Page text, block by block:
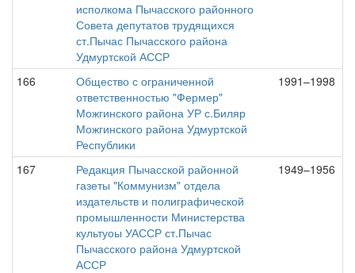
исполкома Пычасского районного
Совета депутатов трудящихся
ст.Пычас Пычасского района
Удмуртской АССР
166
Общество с ограниченной
ответственностью "Фермер"
Можгинского района УР с.Биляр
Можгинского района Удмуртской
Республики
1991–1998
167
Редакция Пычасской районной
газеты "Коммунизм" отдела
издательств и полиграфической
промышленности Министерства
культуоы УАССР ст.Пычас
Пычасского района Удмуртской
АССР
1949–1956